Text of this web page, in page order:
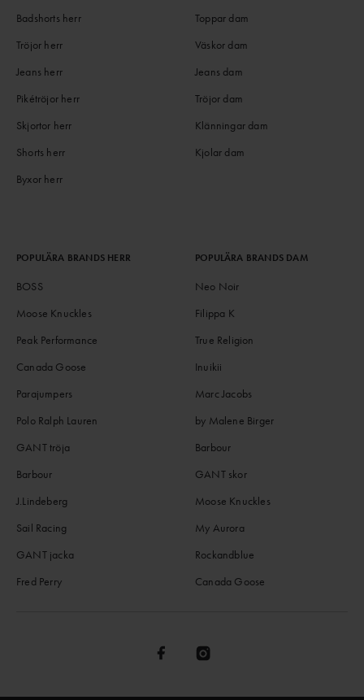
Badshorts herr
Tröjor herr
Jeans herr
Pikétröjor herr
Skjortor herr
Shorts herr
Byxor herr
Toppar dam
Väskor dam
Jeans dam
Tröjor dam
Klänningar dam
Kjolar dam
POPULÄRA BRANDS HERR
BOSS
Moose Knuckles
Peak Performance
Canada Goose
Parajumpers
Polo Ralph Lauren
GANT tröja
Barbour
J.Lindeberg
Sail Racing
GANT jacka
Fred Perry
POPULÄRA BRANDS DAM
Neo Noir
Filippa K
True Religion
Inuikii
Marc Jacobs
by Malene Birger
Barbour
GANT skor
Moose Knuckles
My Aurora
Rockandblue
Canada Goose